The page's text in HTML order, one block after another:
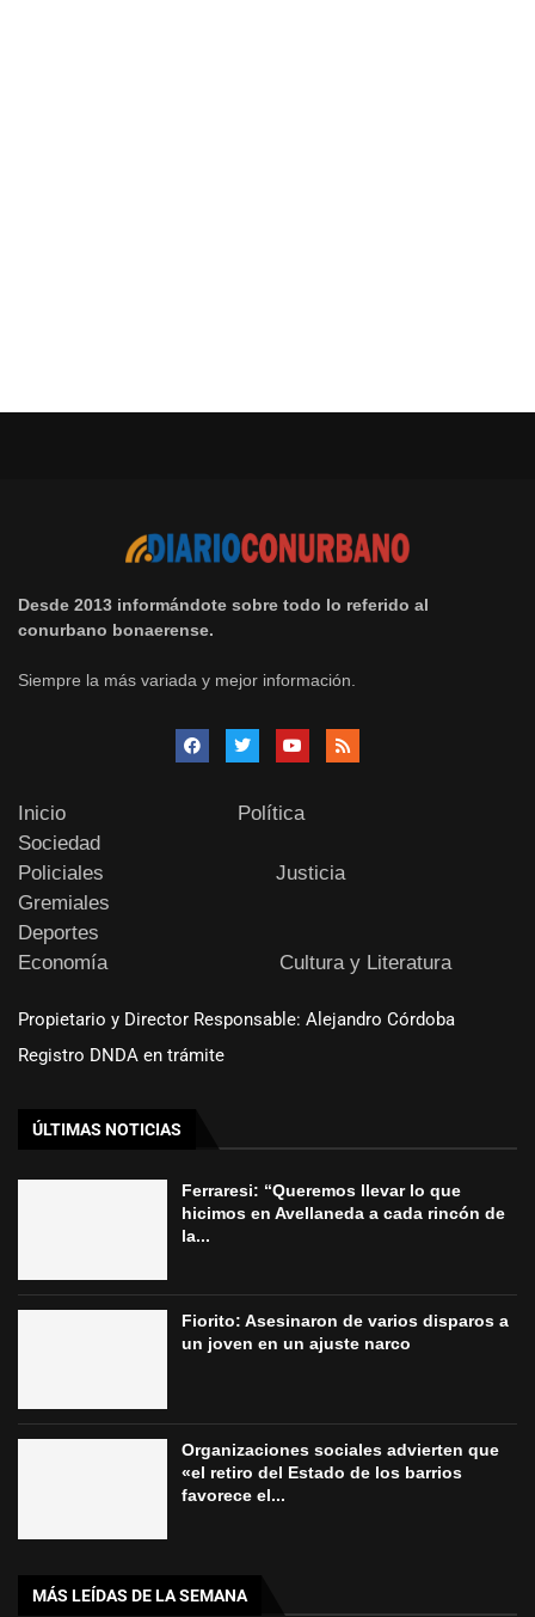
Desde 2013 informándote sobre todo lo referido al
conurbano bonaerense.
Siempre la más variada y mejor información.
Inicio
Política
Sociedad
Policiales
Justicia
Gremiales
Deportes
Economía
Cultura y Literatura
Propietario y Director Responsable: Alejandro Córdoba
Registro DNDA en trámite
ÚLTIMAS NOTICIAS
Ferraresi: “Queremos llevar lo que
hicimos en Avellaneda a cada rincón de
la...
Fiorito: Asesinaron de varios disparos a
un joven en un ajuste narco
Organizaciones sociales advierten que
«el retiro del Estado de los barrios
favorece el...
MÁS LEÍDAS DE LA SEMANA